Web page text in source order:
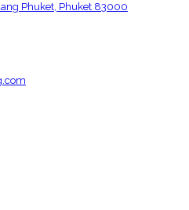
Phuket, Phuket 83000